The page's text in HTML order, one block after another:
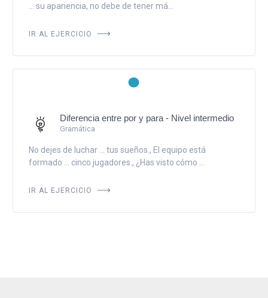
... su apariencia, no debe de tener má...
IR AL EJERCICIO
Diferencia entre por y para - Nivel intermedio
Gramática
No dejes de luchar ... tus sueños., El equipo está
formado ... cinco jugadores., ¿Has visto cómo ...
IR AL EJERCICIO